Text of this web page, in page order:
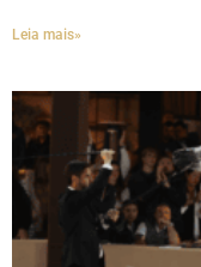
Leia mais»